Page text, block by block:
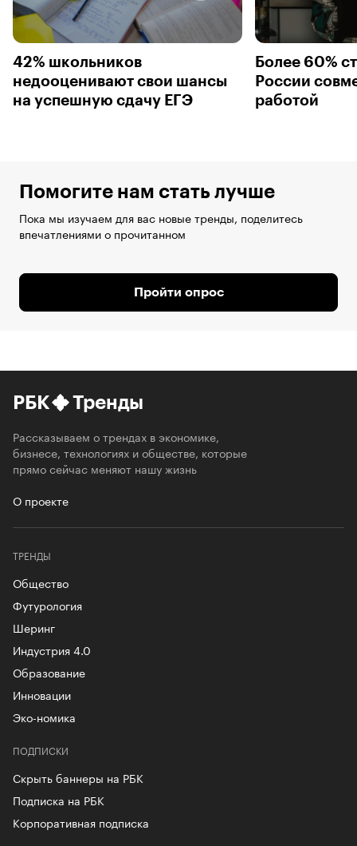
42% школьников
недооценивают свои шансы
на успешную сдачу ЕГЭ
Более 60%
России
работой
Помогите нам стать лучше
Пока мы изучаем для вас новые тренды, поделитесь
впечатлениями о прочитанном
Пройти опрос
РБК Тренды
Рассказываем о трендах в экономике,
бизнесе, технологиях и обществе, которые
прямо сейчас меняют нашу жизнь
О проекте
ТРЕНДЫ
Общество
Футурология
Шеринг
Индустрия 4.0
Образование
Инновации
Эко-номика
ПОДПИСКИ
Скрыть баннеры на РБК
Подписка на РБК
Корпоративная подписка